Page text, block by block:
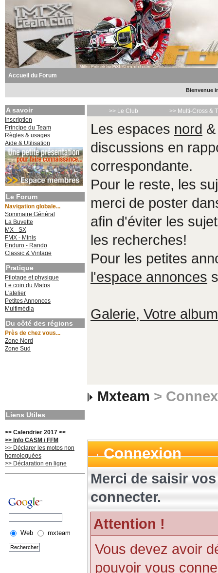
Accueil du Forum
Bienvenue
A savoir
Inscription
Principe du Team
Règles & usages
Aide & Utilisation
Le Forum
Navigation globale...
Sommaire Général
La Buvette
MX - SX
FMX - Minis
Enduro - Rando
Classic & Vintage
Pratique
Pilotage et physique
Le coin du Matos
L'atelier
Petites Annonces
Multimédia
Du côté des régions
Près de chez vous...
Zone Nord
Zone Sud
Liens Utiles
>> Calendrier 2017 <<
>> Info CASM / FFM
>> Déclarer les motos non
homologuées
>> Déclaration en ligne
Web mxteam
>> Le Club >> Multi-Cross &
Les espaces nord
discussions en
correspondante.
Pour le reste, les
merci de poster
afin d'éviter les
les recherches!
Pour les petites
l'espace annonces
Galerie, Votre
Mxteam >
Connexion
Merci de saisir
connecter.
Attention !
Vous devez avoir
pouvoir vous